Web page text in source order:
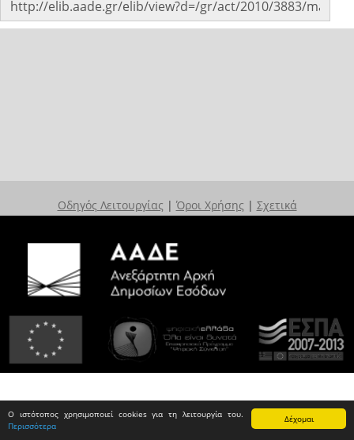
Δέχομαι
Ο ιστότοπος χρησιμοποιεί cookies για τη λειτουργία του.
Περισσότερα
Οδηγός Λειτουργίας | Όροι Χρήσης | Σχετικά